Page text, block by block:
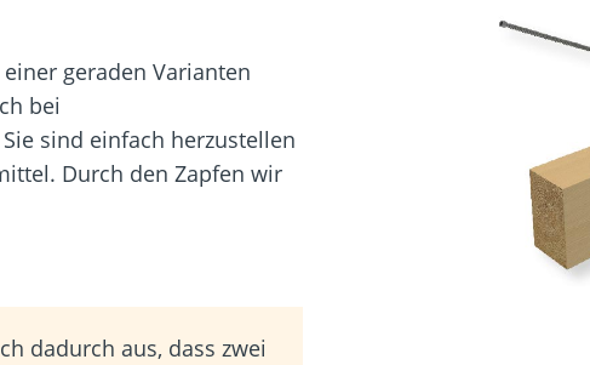
geraden Varianten
bei
sind einfach herzustellen
Durch den Zapfen wir
dadurch aus, dass zwei